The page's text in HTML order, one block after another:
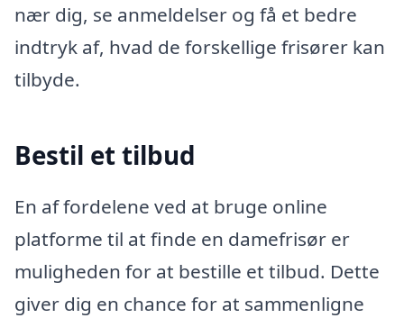
nær dig, se anmeldelser og få et bedre
indtryk af, hvad de forskellige frisører kan
tilbyde.
Bestil et tilbud
En af fordelene ved at bruge online
platforme til at finde en damefrisør er
muligheden for at bestille et tilbud. Dette
giver dig en chance for at sammenligne